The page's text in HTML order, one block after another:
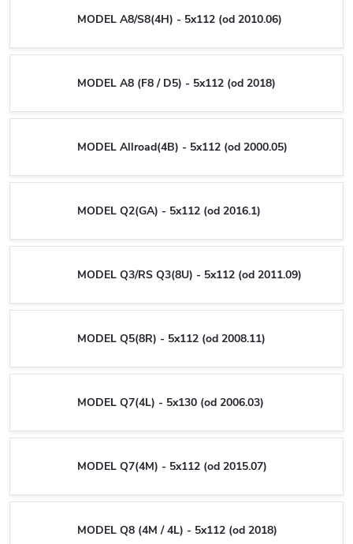
MODEL A8/S8(4H) - 5x112 (od 2010.06)
MODEL A8 (F8 / D5) - 5x112 (od 2018)
MODEL Allroad(4B) - 5x112 (od 2000.05)
MODEL Q2(GA) - 5x112 (od 2016.1)
MODEL Q3/RS Q3(8U) - 5x112 (od 2011.09)
MODEL Q5(8R) - 5x112 (od 2008.11)
MODEL Q7(4L) - 5x130 (od 2006.03)
MODEL Q7(4M) - 5x112 (od 2015.07)
MODEL Q8 (4M / 4L) - 5x112 (od 2018)